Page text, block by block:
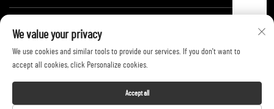
Makipag-ugnayan sa Amin
We value your privacy
We use cookies and similar tools to provide our services. If you don't want to
accept all cookies, click Personalize cookies.
Accept all